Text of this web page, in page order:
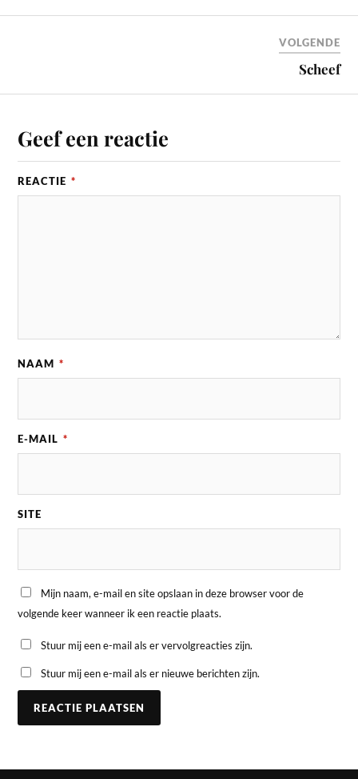
VOLGENDE
Scheef
Geef een reactie
REACTIE *
NAAM *
E-MAIL *
SITE
Mijn naam, e-mail en site opslaan in deze browser voor de
volgende keer wanneer ik een reactie plaats.
Stuur mij een e-mail als er vervolgreacties zijn.
Stuur mij een e-mail als er nieuwe berichten zijn.